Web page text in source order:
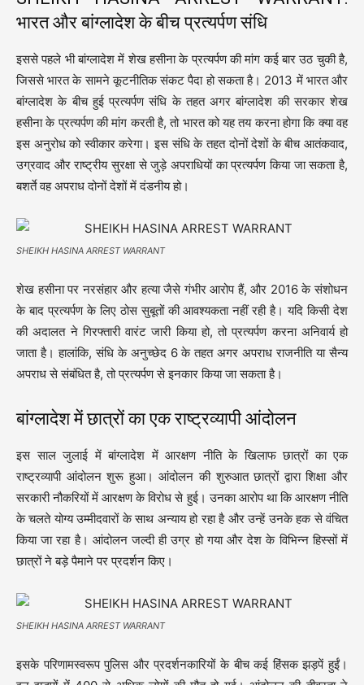
भारत और बांग्लादेश के बीच प्रत्यर्पण संधि
इससे पहले भी बांग्लादेश में शेख हसीना के प्रत्यर्पण की मांग कई बार उठ चुकी है,
जिससे भारत के सामने कूटनीतिक संकट पैदा हो सकता है। 2013 में भारत और
बांग्लादेश के बीच हुई प्रत्यर्पण संधि के तहत अगर बांग्लादेश की सरकार शेख
हसीना के प्रत्यर्पण की मांग करती है, तो भारत को यह तय करना होगा कि क्या वह
इस अनुरोध को स्वीकार करेगा। इस संधि के तहत दोनों देशों के बीच आतंकवाद,
उग्रवाद और राष्ट्रीय सुरक्षा से जुड़े अपराधियों का प्रत्यर्पण किया जा सकता है,
बशर्ते वह अपराध दोनों देशों में दंडनीय हो।
SHEIKH HASINA ARREST WARRANT
शेख हसीना पर नरसंहार और हत्या जैसे गंभीर आरोप हैं, और 2016 के संशोधन
के बाद प्रत्यर्पण के लिए ठोस सुबूतों की आवश्यकता नहीं रही है। यदि किसी देश
की अदालत ने गिरफ्तारी वारंट जारी किया हो, तो प्रत्यर्पण करना अनिवार्य हो
जाता है। हालांकि, संधि के अनुच्छेद 6 के तहत अगर अपराध राजनीति या सैन्य
अपराध से संबंधित है, तो प्रत्यर्पण से इनकार किया जा सकता है।
बांग्लादेश में छात्रों का एक राष्ट्रव्यापी आंदोलन
इस साल जुलाई में बांग्लादेश में आरक्षण नीति के खिलाफ छात्रों का एक
राष्ट्रव्यापी आंदोलन शुरू हुआ। आंदोलन की शुरुआत छात्रों द्वारा शिक्षा और
सरकारी नौकरियों में आरक्षण के विरोध से हुई। उनका आरोप था कि आरक्षण नीति
के चलते योग्य उम्मीदवारों के साथ अन्याय हो रहा है और उन्हें उनके हक से वंचित
किया जा रहा है। आंदोलन जल्दी ही उग्र हो गया और देश के विभिन्न हिस्सों में
छात्रों ने बड़े पैमाने पर प्रदर्शन किए।
SHEIKH HASINA ARREST WARRANT
इसके परिणामस्वरूप पुलिस और प्रदर्शनकारियों के बीच कई हिंसक झड़पें हुईं।